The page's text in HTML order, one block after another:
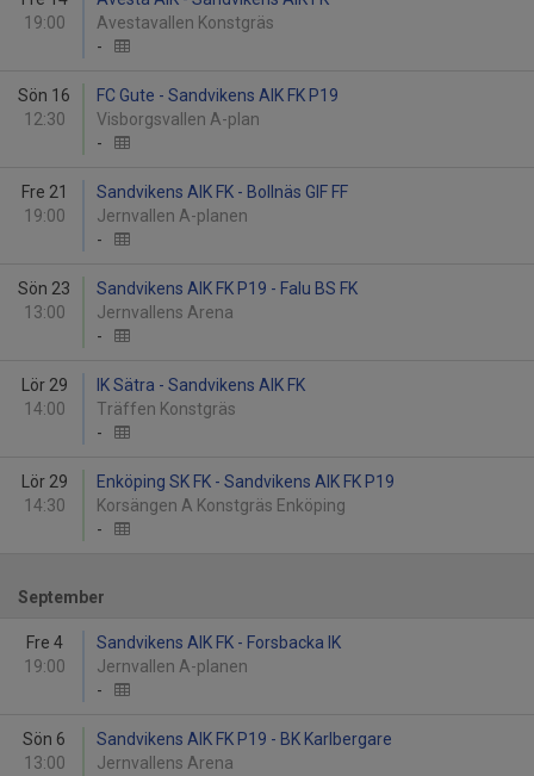
19:00
Avestavallen Konstgräs
-
Sön 16
12:30
FC Gute - Sandvikens AIK FK P19
Visborgsvallen A-plan
-
Fre 21
19:00
Sandvikens AIK FK - Bollnäs GIF FF
Jernvallen A-planen
-
Sön 23
13:00
Sandvikens AIK FK P19 - Falu BS FK
Jernvallens Arena
-
Lör 29
14:00
IK Sätra - Sandvikens AIK FK
Träffen Konstgräs
-
Lör 29
14:30
Enköping SK FK - Sandvikens AIK FK P19
Korsängen A Konstgräs Enköping
-
September
Fre 4
19:00
Sandvikens AIK FK - Forsbacka IK
Jernvallen A-planen
-
Sön 6
13:00
Sandvikens AIK FK P19 - BK Karlbergare
Jernvallens Arena